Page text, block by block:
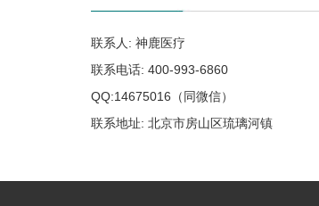
联系人: 神鹿医疗
联系电话: 400-993-6860
QQ:14675016（同微信）
联系地址: 北京市房山区琉璃河镇